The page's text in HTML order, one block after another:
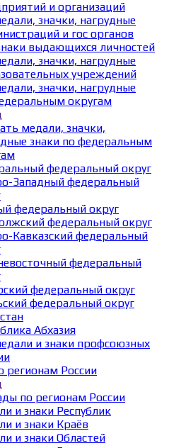
и организаций
значки, нагрудные
и гос органов
выдающихся личностей
значки, нагрудные
учреждений
значки, нагрудные
округам
медали, значки,
знаки по федеральным
федеральный округ
Западный федеральный
федеральный округ
федеральный округ
Кавказский федеральный
федеральный
федеральный округ
федеральный округ
Абхазия
и знаки профсоюзных
регионам России
по регионам России
и знаки Республик
и знаки Краёв
и знаки Областей